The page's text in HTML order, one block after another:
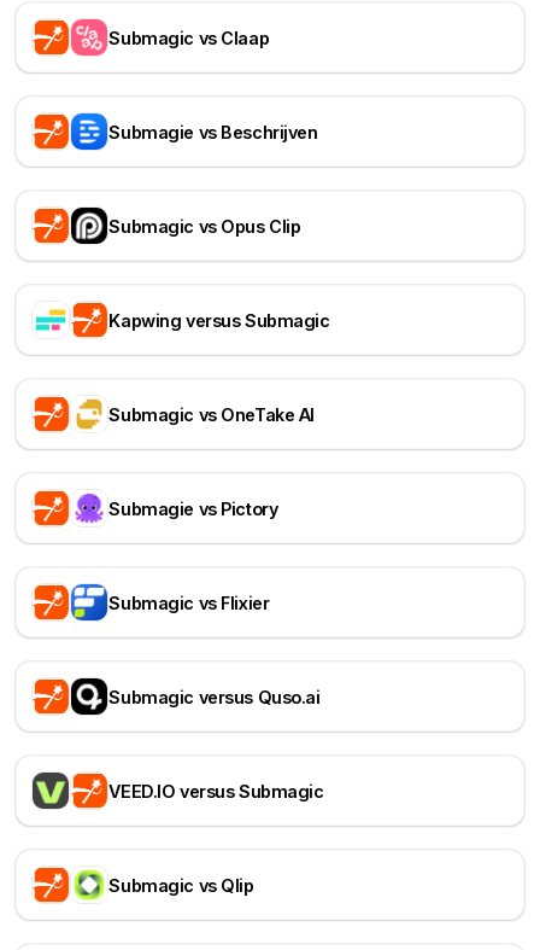
Submagic vs Claap
Submagie vs Beschrijven
Submagic vs Opus Clip
Kapwing versus Submagic
Submagic vs OneTake AI
Submagie vs Pictory
Submagic vs Flixier
Submagic versus Quso.ai
VEED.IO versus Submagic
Submagic vs Qlip